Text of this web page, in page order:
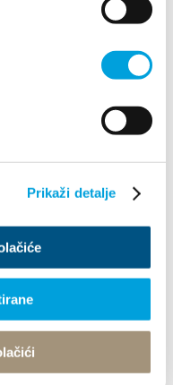
Prikaži detalje
Richtungen